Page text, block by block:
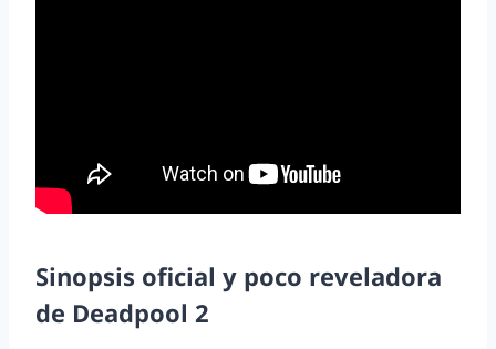
Sinopsis oficial y poco reveladora
de Deadpool 2